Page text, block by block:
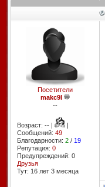
Посетители
makc9I
--
Возраст: -- |
|
Сообщений: 49
Благодарности: 2/ 19
Репутация: 0
Предупреждений: 0
Друзья
Тут: 16 лет 3 месяцa